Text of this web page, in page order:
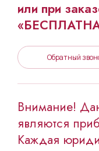
или при
Обратный
Внимание!
являются
Каждая